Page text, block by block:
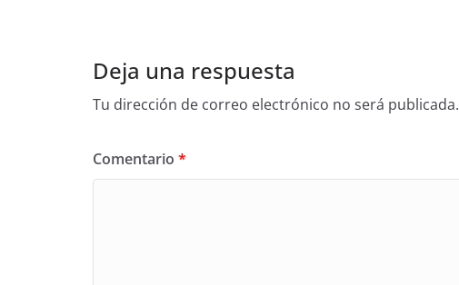
Deja una respuesta
Tu dirección de correo electrónico no será publicada.
Comentario *